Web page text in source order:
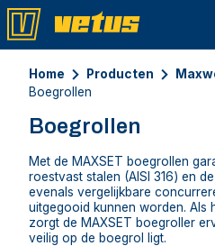
Home Producten
Boegrollen
Boegrollen
Met de MAXSET boegrollen
roestvast stalen (AISI 316) en
evenals vergelijkbare
uitgegooid kunnen worden. Als
zorgt de MAXSET boegroller
veilig op de boegrol ligt.